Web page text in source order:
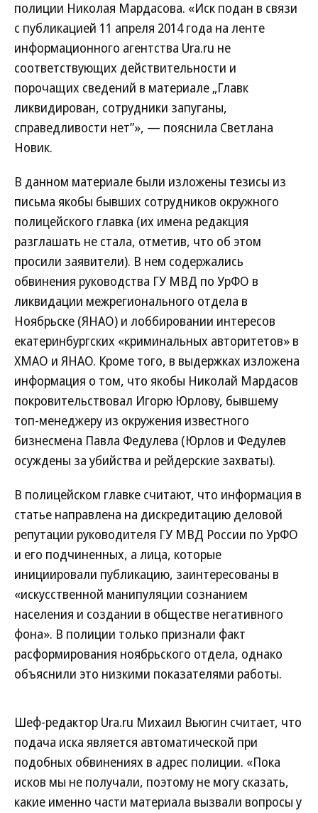
полиции Николая Мардасова. «Иск подан в связи
с публикацией 11 апреля 2014 года на ленте
информационного агентства Ura.ru не
соответствующих действительности и
порочащих сведений в материале „Главк
ликвидирован, сотрудники запуганы,
справедливости нет”», — пояснила Светлана
Новик.
В данном материале были изложены тезисы из
письма якобы бывших сотрудников окружного
полицейского главка (их имена редакция
разглашать не стала, отметив, что об этом
просили заявители). В нем содержались
обвинения руководства ГУ МВД по УрФО в
ликвидации межрегионального отдела в
Ноябрьске (ЯНАО) и лоббировании интересов
екатеринбургских «криминальных авторитетов» в
ХМАО и ЯНАО. Кроме того, в выдержках изложена
информация о том, что якобы Николай Мардасов
покровительствовал Игорю Юрлову, бывшему
топ-менеджеру из окружения известного
бизнесмена Павла Федулева (Юрлов и Федулев
осуждены за убийства и рейдерские захваты).
В полицейском главке считают, что информация в
статье направлена на дискредитацию деловой
репутации руководителя ГУ МВД России по УрФО
и его подчиненных, а лица, которые
инициировали публикацию, заинтересованы в
«искусственной манипуляции сознанием
населения и создании в обществе негативного
фона». В полиции только признали факт
расформирования ноябрьского отдела, однако
объяснили это низкими показателями работы.
Шеф-редактор Ura.ru Михаил Вьюгин считает, что
подача иска является автоматической при
подобных обвинениях в адрес полиции. «Пока
исков мы не получали, поэтому не могу сказать,
какие именно части материала вызвали вопросы у